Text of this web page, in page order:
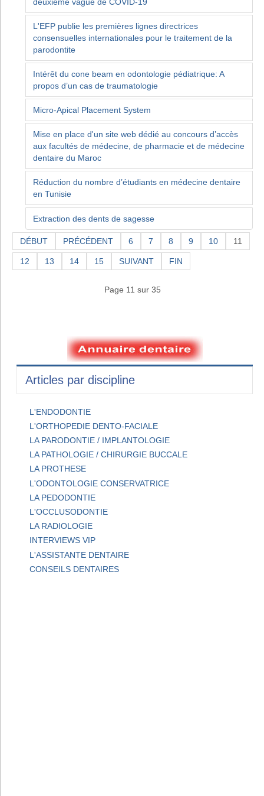
L'EFP publie les premières lignes directrices
consensuelles internationales pour le traitement de la
parodontite
Intérêt du cone beam en odontologie pédiatrique: A
propos d’un cas de traumatologie
Micro-Apical Placement System
Mise en place d'un site web dédié au concours d’accès
aux facultés de médecine, de pharmacie et de médecine
dentaire du Maroc
Réduction du nombre d’étudiants en médecine dentaire
en Tunisie
Extraction des dents de sagesse
DÉBUT PRÉCÉDENT 6 7 8 9 10 11
12 13 14 15 SUIVANT FIN
Page 11 sur 35
Articles par discipline
L'ENDODONTIE
L'ORTHOPEDIE DENTO-FACIALE
LA PARODONTIE / IMPLANTOLOGIE
LA PATHOLOGIE / CHIRURGIE BUCCALE
LA PROTHESE
L'ODONTOLOGIE CONSERVATRICE
LA PEDODONTIE
L'OCCLUSODONTIE
LA RADIOLOGIE
INTERVIEWS VIP
L'ASSISTANTE DENTAIRE
CONSEILS DENTAIRES